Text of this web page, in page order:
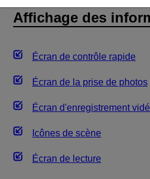
Affichage des
Écran de contrôle rapide
Écran de la prise de photos
Écran d'enregistrement
Icônes de scène
Écran de lecture